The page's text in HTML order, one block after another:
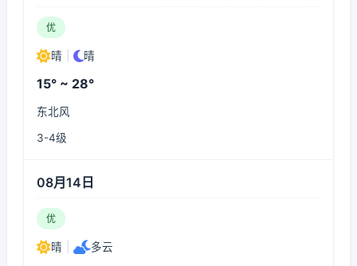
优
晴 晴
15° ~ 28°
东北风
3-4级
08月14日
优
晴 多云